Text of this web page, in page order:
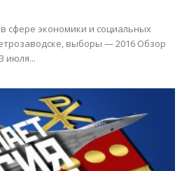
сфере экономики и социальных
выборы — 2016 Обзор
июля...